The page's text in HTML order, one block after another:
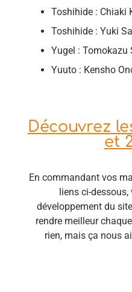
Toshihide : Chiaki
Toshihide : Yuki
Yugel : Tomokazu
Yuuto : Kensho
Découvrez
et
En commandant vos
liens ci-
développement du
rendre meilleur
rien, mais ça nous